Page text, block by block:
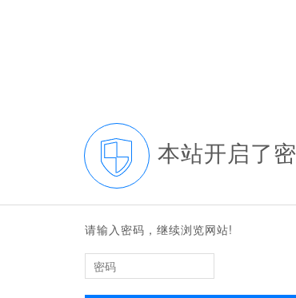
本站开启了
请输入密码，继续浏览网站!